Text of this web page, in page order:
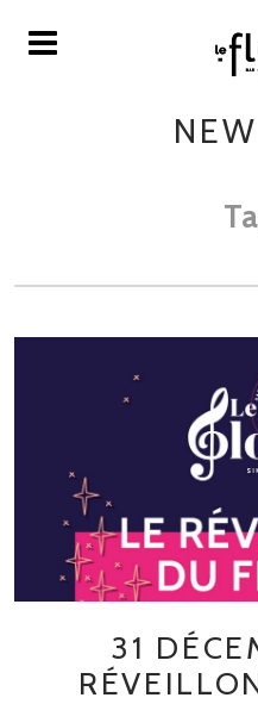
31